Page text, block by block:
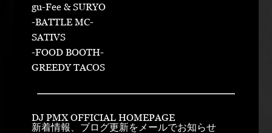
gu-Fee & SURYO
-BATTLE MC-
SATIVS
-FOOD BOOTH-
GREEDY TACOS
DJ PMX OFFICIAL HOMEPAGE
新着情報、ブログ更新をメールでお知らせ